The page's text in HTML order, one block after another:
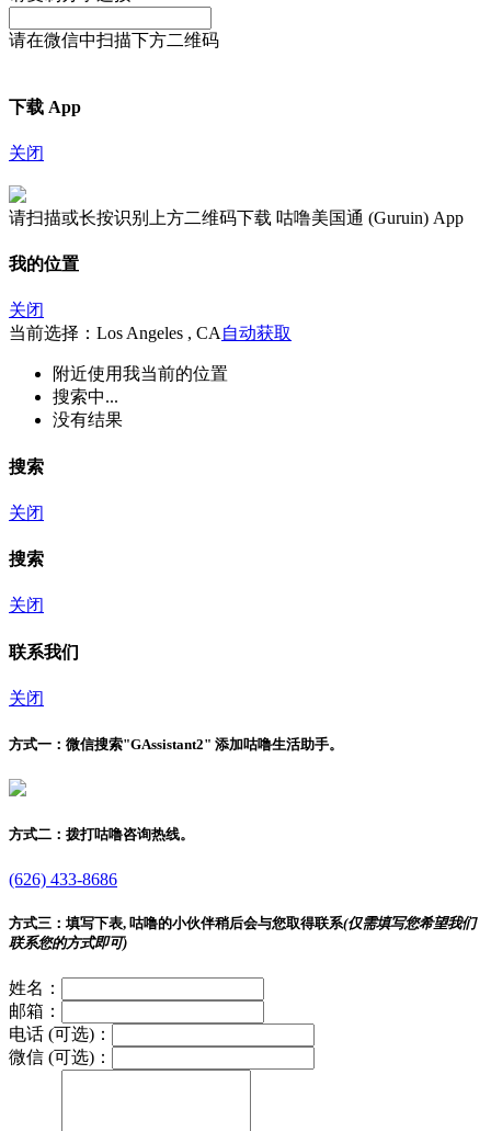
请在微信中扫描下方二维码
下载 App
关闭
请扫描或长按识别上方二维码下载 咕噜美国通 (Guruin) App
我的位置
关闭
当前选择：Los Angeles , CA 自动获取
附近使用我当前的位置
搜索中...
没有结果
搜索
关闭
搜索
关闭
联系我们
关闭
方式一： 微信搜索"GAssistant2" 添加咕噜生活助手。
方式二： 拨打咕噜咨询热线。
(626) 433-8686
方式三： 填写下表, 咕噜的小伙伴稍后会与您取得联系(仅需填写您希望我们
联系您的方式即可)
姓名：
邮箱：
电话 (可选)：
微信 (可选)：